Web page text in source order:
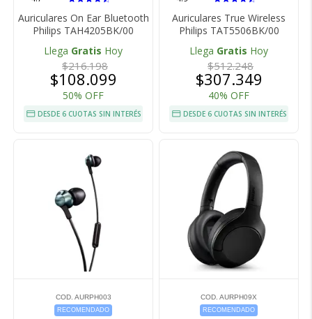
Auriculares On Ear Bluetooth
Philips TAH4205BK/00
Llega Gratis Hoy
$216.198
$108.099
50% OFF
DESDE 6 CUOTAS SIN INTERÉS
Auriculares True Wireless
Philips TAT5506BK/00
Llega Gratis Hoy
$512.248
$307.349
40% OFF
DESDE 6 CUOTAS SIN INTERÉS
COD. AURPH003
RECOMENDADO
COD. AURPH09X
RECOMENDADO